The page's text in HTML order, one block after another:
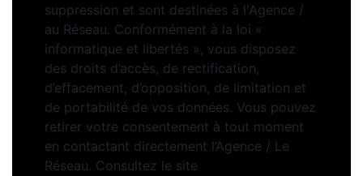
suppression et sont destinées à l'Agence /
au Réseau. Conformément à la loi «
informatique et libertés », vous disposez
des droits d’accès, de rectification,
d’effacement, d’opposition, de limitation et
de portabilité de vos données. Vous pouvez
retirer votre consentement à tout moment
en contactant directement l’Agence / Le
Réseau. Consultez le site